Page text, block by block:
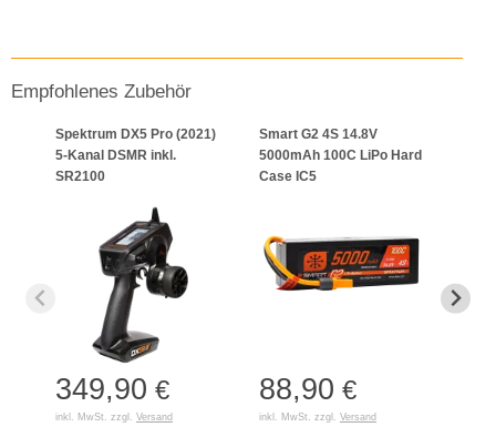
Empfohlenes Zubehör
Spektrum DX5 Pro (2021)
5-Kanal DSMR inkl.
SR2100
349,90 €
inkl. MwSt. zzgl. Versand
Smart G2 4S 14.8V
5000mAh 100C LiPo Hard
Case IC5
88,90 €
inkl. MwSt. zzgl. Versand